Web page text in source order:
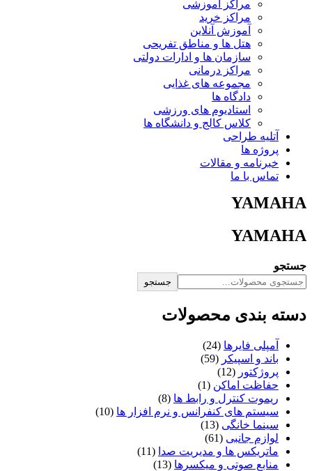
مراکز آموزشی
مراکز خرید
آموزش آنلاین
هتل ها و مناطق تفریحی
سازمان ها و ادارات دولتی
مراکز درمانی
مجموعه های غذایی
دادگاه ها
استادیوم های ورزشی
کلاس کالج و دانشگاه ها
آتلیه طراحی
پروژه ها
خبرنامه و مقالات
تماس با ما
YAMAHA
YAMAHA
جستجو
جستجو
دسته بندی محصولات
آمپلی فایرها (24)
باند و اسپیکر (59)
پروژکتور (12)
حفاظت اماکن (1)
ریموت کنترل و رابط ها (8)
سیستم های کنفرانس و نرم افزار ها (10)
سینما خانگی (13)
لوازم جانبی (61)
ماتریکس ها و مدیریت صدا (11)
منابع صوتی و میکسرها (13)